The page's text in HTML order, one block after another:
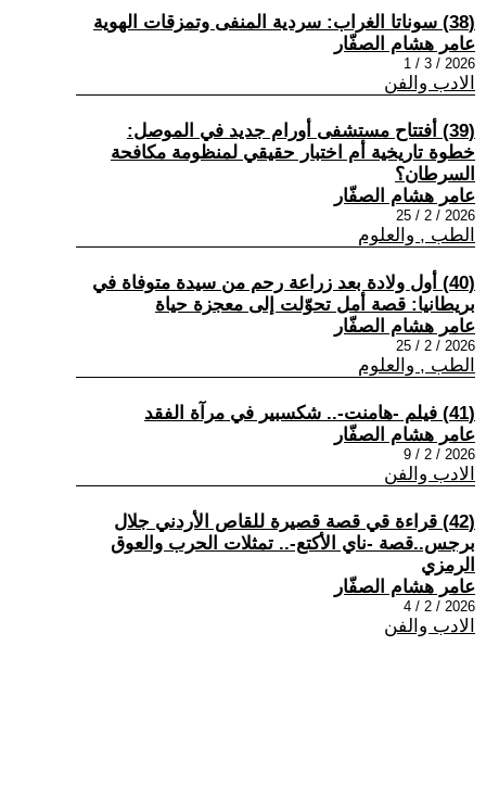
(38) سوناتا الغراب: سردية المنفى وتمزقات الهوية
عامر هشام الصفّار
2026 / 3 / 1
الادب والفن
(39) أفتتاح مستشفى أورام جديد في الموصل:
خطوة تاريخية أم اختبار حقيقي لمنظومة مكافحة
السرطان؟
عامر هشام الصفّار
2026 / 2 / 25
الطب , والعلوم
(40) أول ولادة بعد زراعة رحم من سيدة متوفاة في
بريطانيا: قصة أمل تحوّلت إلى معجزة حياة
عامر هشام الصفّار
2026 / 2 / 25
الطب , والعلوم
(41) فيلم -هامنت-.. شكسبير في مرآة الفقد
عامر هشام الصفّار
2026 / 2 / 9
الادب والفن
(42) قراءة قي قصة قصيرة للقاص الأردني جلال
برجس..قصة -ناي الأكتع-.. تمثلات الحرب والعوق
الرمزي
عامر هشام الصفّار
2026 / 2 / 4
الادب والفن